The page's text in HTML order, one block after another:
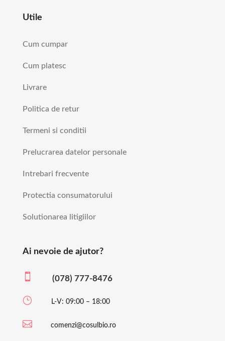
Utile
Cum cumpar
Cum platesc
Livrare
Politica de retur
Termeni si conditii
Prelucrarea datelor personale
Intrebari frecvente
Protectia consumatorului
Solutionarea litigiilor
Ai nevoie de ajutor?
 (078) 777-8476
} L-V: 09:00 – 18:00
 comenzi@cosulbio.ro